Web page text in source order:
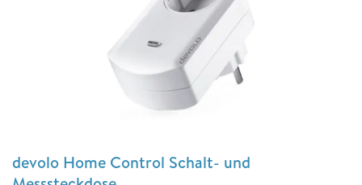
devolo Home Control Schalt- und